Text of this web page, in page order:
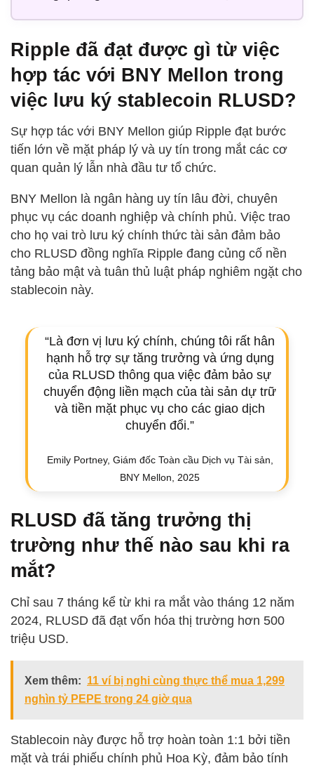
Ripple đã đạt được gì từ việc
hợp tác với BNY Mellon trong
việc lưu ký stablecoin RLUSD?
Sự hợp tác với BNY Mellon giúp Ripple đạt bước
tiến lớn về mặt pháp lý và uy tín trong mắt các cơ
quan quản lý lẫn nhà đầu tư tổ chức.
BNY Mellon là ngân hàng uy tín lâu đời, chuyên
phục vụ các doanh nghiệp và chính phủ. Việc trao
cho họ vai trò lưu ký chính thức tài sản đảm bảo
cho RLUSD đồng nghĩa Ripple đang củng cố nền
tảng bảo mật và tuân thủ luật pháp nghiêm ngặt cho
stablecoin này.
“Là đơn vị lưu ký chính, chúng tôi rất hân
hạnh hỗ trợ sự tăng trưởng và ứng dụng
của RLUSD thông qua việc đảm bảo sự
chuyển động liền mạch của tài sản dự trữ
và tiền mặt phục vụ cho các giao dịch
chuyển đổi.”
Emily Portney, Giám đốc Toàn cầu Dịch vụ Tài sản,
BNY Mellon, 2025
RLUSD đã tăng trưởng thị
trường như thế nào sau khi ra
mắt?
Chỉ sau 7 tháng kể từ khi ra mắt vào tháng 12 năm
2024, RLUSD đã đạt vốn hóa thị trường hơn 500
triệu USD.
Xem thêm: 11 ví bị nghi cùng thực thể mua 1,299
nghìn tỷ PEPE trong 24 giờ qua
Stablecoin này được hỗ trợ hoàn toàn 1:1 bởi tiền
mặt và trái phiếu chính phủ Hoa Kỳ, đảm bảo tính